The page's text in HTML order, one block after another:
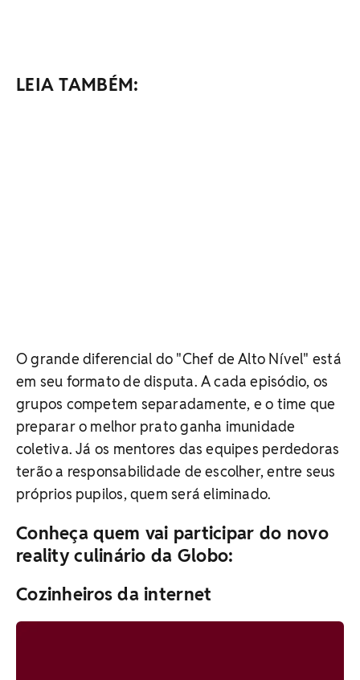
LEIA TAMBÉM:
O grande diferencial do "Chef de Alto Nível" está
em seu formato de disputa. A cada episódio, os
grupos competem separadamente, e o time que
preparar o melhor prato ganha imunidade
coletiva. Já os mentores das equipes perdedoras
terão a responsabilidade de escolher, entre seus
próprios pupilos, quem será eliminado.
Conheça quem vai participar do novo
reality culinário da Globo:
Cozinheiros da internet